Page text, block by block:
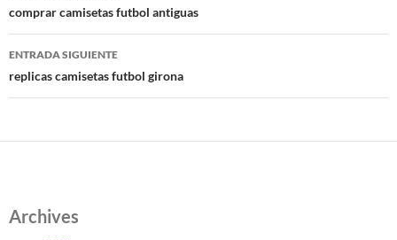
de
entradas
comprar camisetas futbol antiguas
ENTRADA SIGUIENTE
replicas camisetas futbol girona
Archives